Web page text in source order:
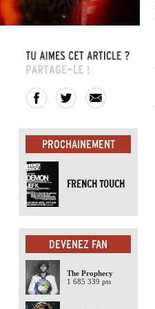
PROCHAINEMENT
FRENCH TOUCH
DEVENEZ FAN
The Prophecy
1 685 339 pts